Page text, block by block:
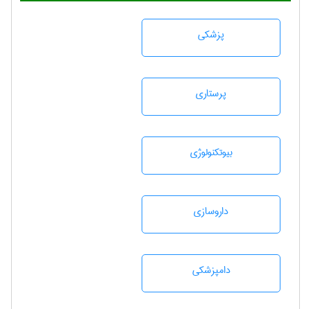
پزشكی
پرستاری
بيوتكنولوژی
داروسازی
دامپزشكی